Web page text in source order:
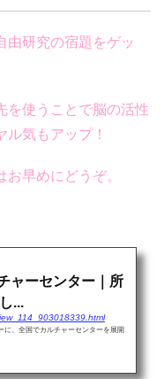
由研究の宿題をゲッ
を使うことで脳の活性
気もアップ！
早めにどうぞ。
ャーセンター｜所
...
に、全国でカルチャーセンターを展開